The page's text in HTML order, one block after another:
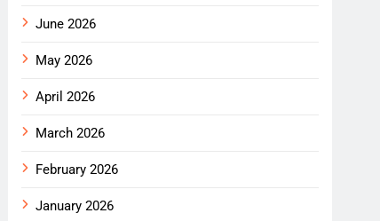
June 2026
May 2026
April 2026
March 2026
February 2026
January 2026